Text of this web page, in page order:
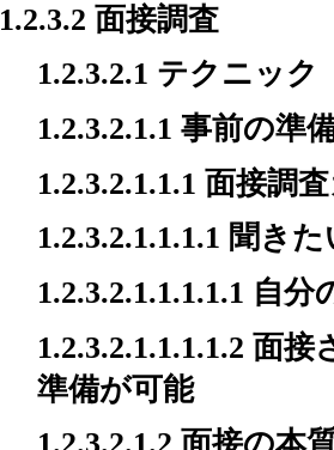
1.2.3.2 面接調査
1.2.3.2.1 テクニック
1.2.3.2.1.1 事前の準
1.2.3.2.1.1.1 面接調
1.2.3.2.1.1.1.1 聞き
1.2.3.2.1.1.1.1.1 自
1.2.3.2.1.1.1.1.2 面
準備が可能